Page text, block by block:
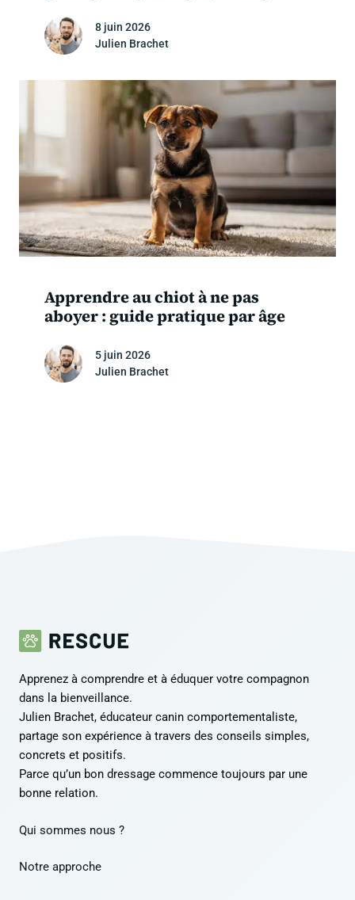
8 juin 2026
Julien Brachet
Apprendre au chiot à ne pas
aboyer : guide pratique par âge
5 juin 2026
Julien Brachet
Apprenez à comprendre et à éduquer votre compagnon
dans la bienveillance.
Julien Brachet, éducateur canin comportementaliste,
partage son expérience à travers des conseils simples,
concrets et positifs.
Parce qu’un bon dressage commence toujours par une
bonne relation.
Qui sommes nous ?
Notre approche